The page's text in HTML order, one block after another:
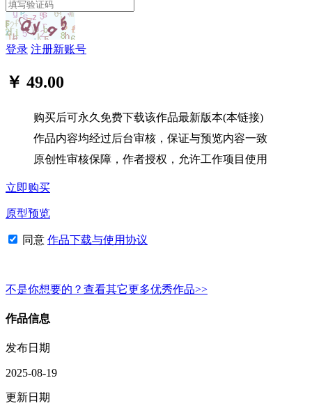
登录 注册新账号
￥ 49.00
购买后可永久免费下载该作品最新版本(本链接)
作品内容均经过后台审核，保证与预览内容一致
原创性审核保障，作者授权，允许工作项目使用
立即购买
原型预览
同意 作品下载与使用协议
不是你想要的？查看其它更多优秀作品>>
作品信息
发布日期
2025-08-19
更新日期